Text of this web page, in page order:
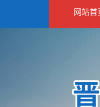
网站首